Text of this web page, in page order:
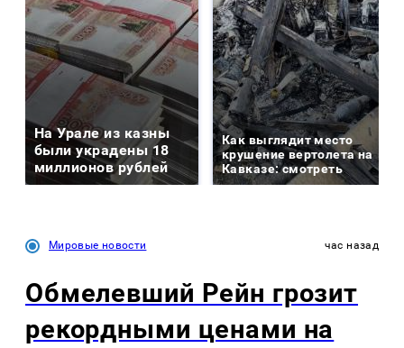
На Урале из казны
были украдены 18
миллионов рублей
Как выглядит место
крушение вертолета на
Кавказе: смотреть
Мировые новости час назад
Обмелевший Рейн грозит
рекордными ценами на